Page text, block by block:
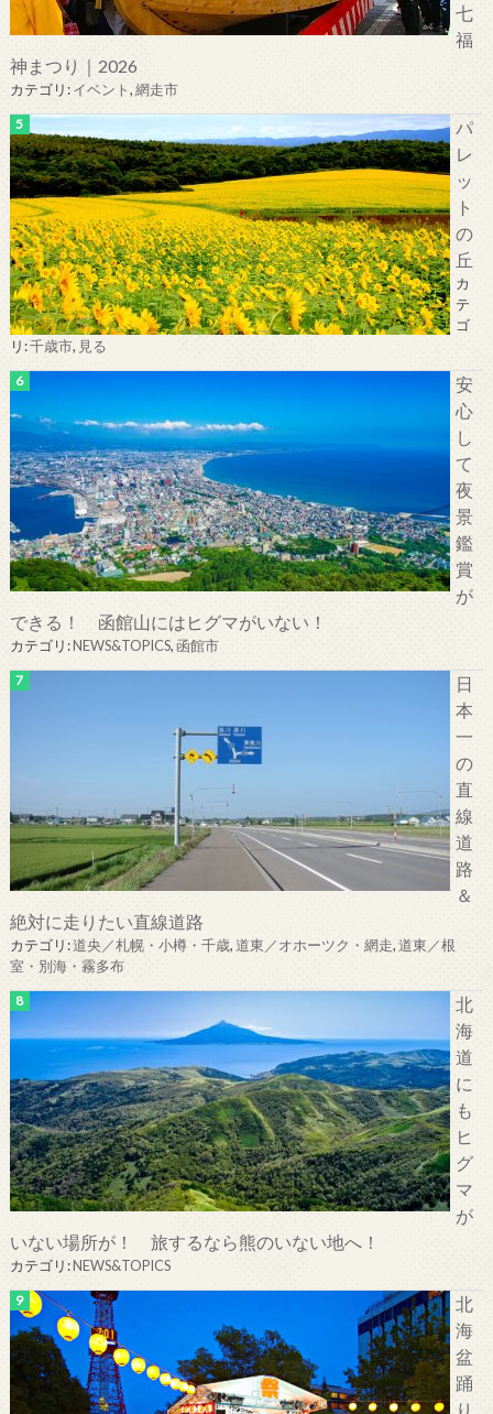
七
福
神まつり｜2026
カテゴリ:イベント,網走市
パ
レ
ッ
ト
の
丘
カ
テ
ゴ
リ:千歳市, 見る
安
心
し
て
夜
景
鑑
賞
が
できる！ 函館山にはヒグマがいない！
カテゴリ:NEWS&TOPICS,函館市
日
本
一
の
直
線
道
路
＆
絶対に走りたい直線道路
カテゴリ:道央／札幌・小樽・千歳,道東／オホーツク・網走,道東／根
室・別海・霧多布
北
海
道
に
も
ヒ
グ
マ
が
いない場所が！ 旅するなら熊のいない地へ！
カテゴリ:NEWS&TOPICS
北
海
盆
踊
り